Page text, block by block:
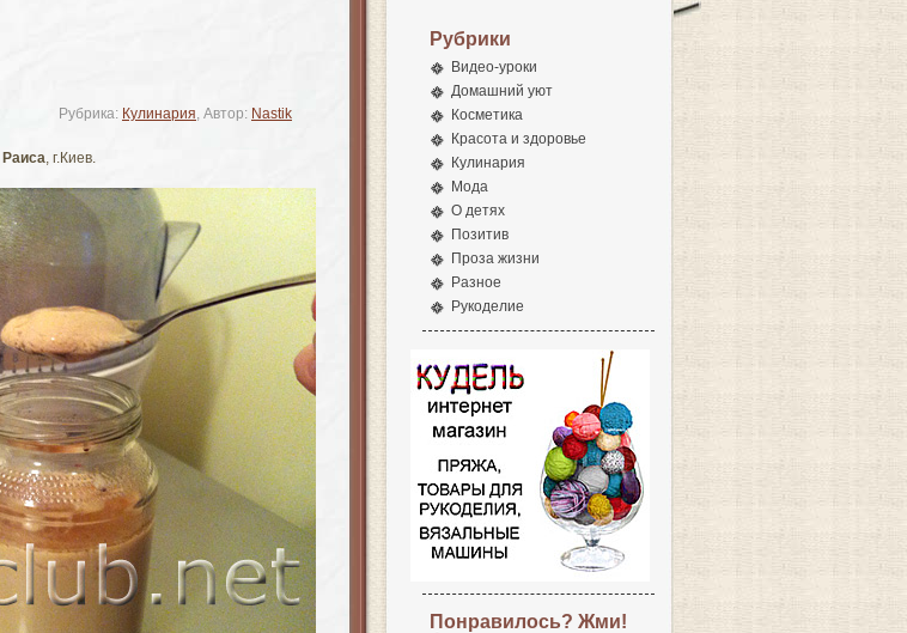
Рубрика: Кулинария, Автор: Nastik
Раиса, г.Киев.
Рубрики
Видео-уроки
Домашний уют
Косметика
Красота и здоровье
Кулинария
Мода
О детях
Позитив
Проза жизни
Разное
Рукоделие
Понравилось? Жми!